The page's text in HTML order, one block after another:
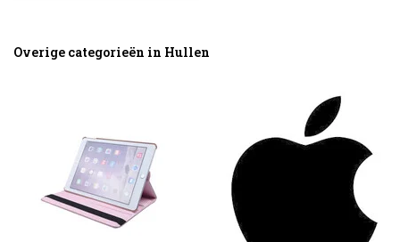
Overige categorieën in Hullen